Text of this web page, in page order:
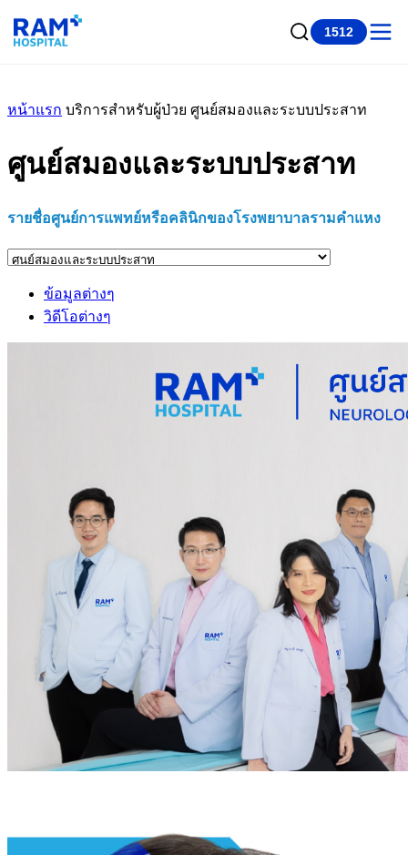
1512
หน้าแรก บริการสำหรับผู้ป่วย ศูนย์สมองและระบบประสาท
ศูนย์สมองและระบบประสาท
รายชื่อศูนย์การแพทย์หรือคลินิกของโรงพยาบาลรามคำแหง
ข้อมูลต่างๆ
วิดีโอต่างๆ